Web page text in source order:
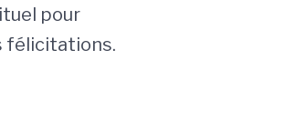
pour
félicitations.